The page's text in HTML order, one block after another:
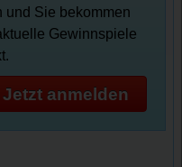
und Sie bekommen
Gewinnspiele
Jetzt anmelden